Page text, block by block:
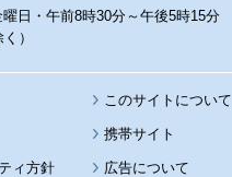
日・午前8時30分～午後5時15分
）
このサイトについて
携帯サイト
ィ方針 広告について